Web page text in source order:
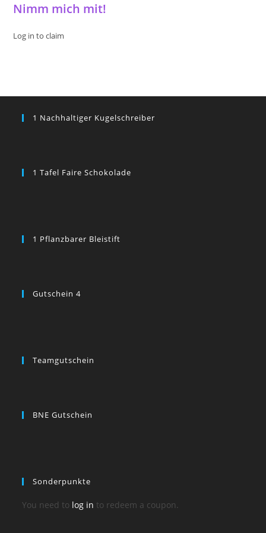
Nimm mich mit!
Log in to claim
1 Nachhaltiger Kugelschreiber
1 Tafel Faire Schokolade
1 Pflanzbarer Bleistift
Gutschein 4
Teamgutschein
BNE Gutschein
Sonderpunkte
You need to log in to redeem a coupon.